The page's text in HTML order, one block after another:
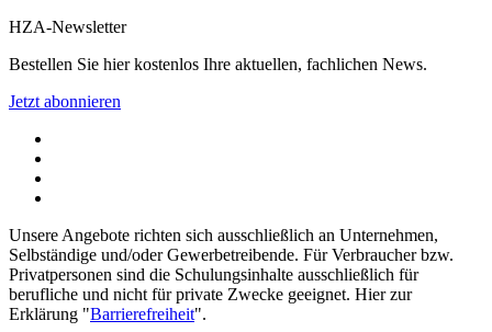
HZA-Newsletter
Bestellen Sie hier kostenlos Ihre aktuellen, fachlichen News.
Jetzt abonnieren
Unsere Angebote richten sich ausschließlich an Unternehmen,
Selbständige und/oder Gewerbetreibende. Für Verbraucher bzw.
Privatpersonen sind die Schulungsinhalte ausschließlich für
berufliche und nicht für private Zwecke geeignet. Hier zur
Erklärung "Barrierefreiheit".